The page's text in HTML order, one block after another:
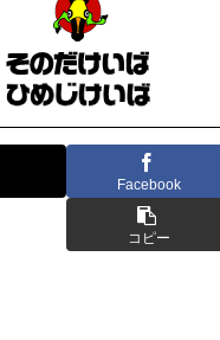
Facebook
コピー